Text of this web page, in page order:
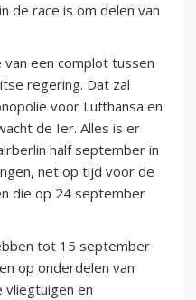
de race is om delen van
van een complot tussen
regering. Dat zal
voor Lufthansa en
de Ier. Alles is er
half september in
net op tijd voor de
die op 24 september
tot 15 september
op onderdelen van
vliegtuigen en